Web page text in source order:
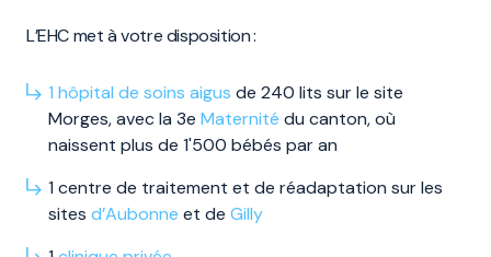
L’EHC met à votre disposition :
1 hôpital de soins aigus de 240 lits sur le site
Morges, avec la 3e Maternité du canton, où
naissent plus de 1'500 bébés par an
1 centre de traitement et de réadaptation sur les
sites d’Aubonne et de Gilly